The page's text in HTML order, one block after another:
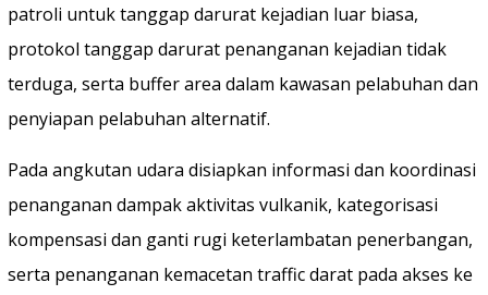
patroli untuk tanggap darurat kejadian luar biasa,
protokol tanggap darurat penanganan kejadian tidak
terduga, serta buffer area dalam kawasan pelabuhan dan
penyiapan pelabuhan alternatif.
Pada angkutan udara disiapkan informasi dan koordinasi
penanganan dampak aktivitas vulkanik, kategorisasi
kompensasi dan ganti rugi keterlambatan penerbangan,
serta penanganan kemacetan traffic darat pada akses ke